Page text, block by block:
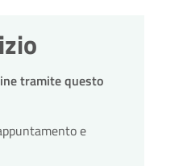
tramite questo
e